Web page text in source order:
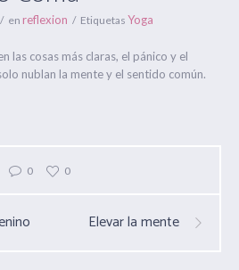
en reflexion Etiquetas Yoga
las cosas más claras, el pánico y el
nublan la mente y el sentido común.
0 0
Elevar la mente